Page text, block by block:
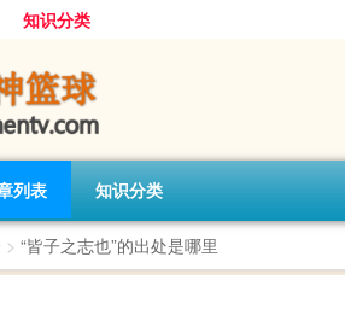
知识分类
列表 知识分类
> “皆子之志也”的出处是哪里